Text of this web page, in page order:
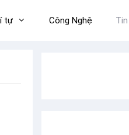
tự Công Nghệ